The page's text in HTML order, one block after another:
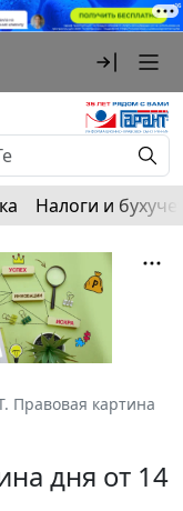
Налоги и
Правовая картина
дня от 14